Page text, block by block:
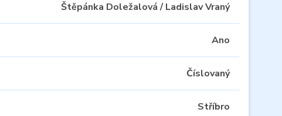
Štěpánka Doležalová / Ladislav Vraný
Ano
Číslovaný
Stříbro